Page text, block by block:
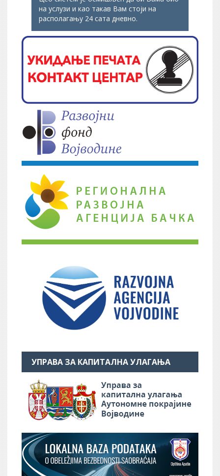
на услузи и као такав Вам стоји на
располагању 24 сата дневно.
УПРАВА ЗА КАПИТАЛНА УЛАГАЊА